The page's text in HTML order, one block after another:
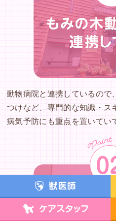
動物病院と連携しているので
つけなど、専門的な知識・ス
病気予防にも重点を置いてい